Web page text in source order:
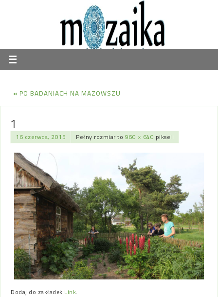
« PO BADANIACH NA MAZOWSZU
1
16 czerwca, 2015 Pełny rozmiar to 960 × 640 pikseli
Dodaj do zakładek Link.